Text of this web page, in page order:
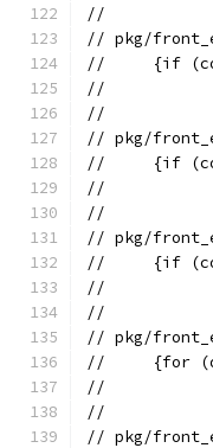
//
// pkg/
//     {if
//
//
// pkg/
//     {if
//
//
// pkg/
//     {if
//
//
// pkg/
//     {for
//
//
// pkg/